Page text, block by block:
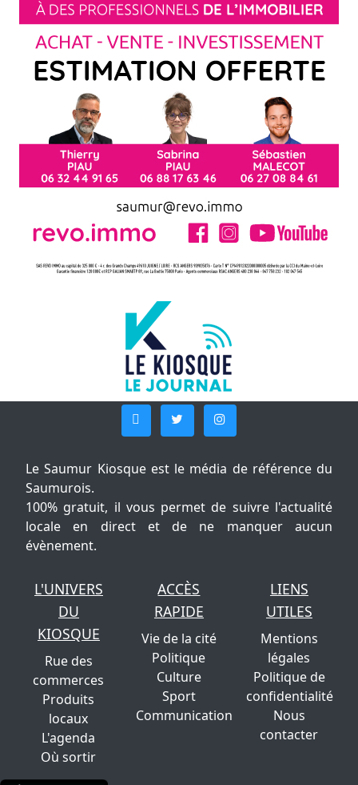
Le Saumur Kiosque est le média de référence du
Saumurois.
100% gratuit, il vous permet de suivre l'actualité
locale en direct et de ne manquer aucun
évènement.
L'UNIVERS
DU
KIOSQUE
Rue des
commerces
Produits
locaux
L'agenda
Où sortir
ACCÈS
RAPIDE
Vie de la cité
Politique
Culture
Sport
Communication
LIENS
UTILES
Mentions
légales
Politique de
confidentialité
Nous
contacter